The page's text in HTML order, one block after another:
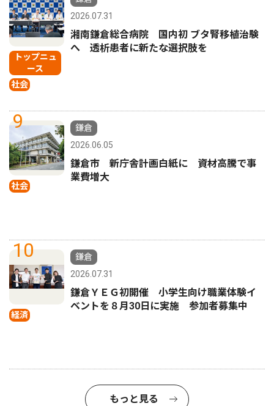
トップニュ
ース
社会
2026.07.31
湘南鎌倉総合病院 国内初 ブタ腎移植治験
へ 透析患者に新たな選択肢を
9
社会
鎌倉
2026.06.05
鎌倉市 新庁舎計画白紙に 資材高騰で事
業費増大
10
経済
鎌倉
2026.07.31
鎌倉ＹＥＧ初開催 小学生向け職業体験イ
ベントを８月30日に実施 参加者募集中
もっと見る